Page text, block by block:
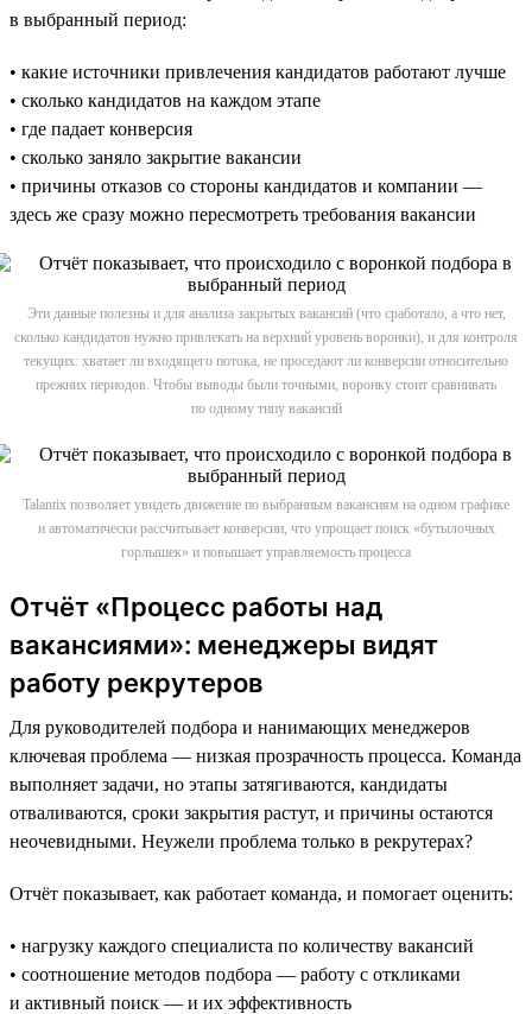
в выбранный период:
• какие источники привлечения кандидатов работают лучше
• сколько кандидатов на каждом этапе
• где падает конверсия
• сколько заняло закрытие вакансии
• причины отказов со стороны кандидатов и компании —
здесь же сразу можно пересмотреть требования вакансии
Эти данные полезны и для анализа закрытых вакансий (что сработало, а что нет,
сколько кандидатов нужно привлекать на верхний уровень воронки), и для контроля
текущих: хватает ли входящего потока, не проседают ли конверсии относительно
прежних периодов. Чтобы выводы были точными, воронку стоит сравнивать
по одному типу вакансий
Talantix позволяет увидеть движение по выбранным вакансиям на одном графике
и автоматически рассчитывает конверсии, что упрощает поиск «бутылочных
горлышек» и повышает управляемость процесса
Отчёт «Процесс работы над
вакансиями»: менеджеры видят
работу рекрутеров
Для руководителей подбора и нанимающих менеджеров
ключевая проблема — низкая прозрачность процесса. Команда
выполняет задачи, но этапы затягиваются, кандидаты
отваливаются, сроки закрытия растут, и причины остаются
неочевидными. Неужели проблема только в рекрутерах?
Отчёт показывает, как работает команда, и помогает оценить:
• нагрузку каждого специалиста по количеству вакансий
• соотношение методов подбора — работу с откликами
и активный поиск — и их эффективность